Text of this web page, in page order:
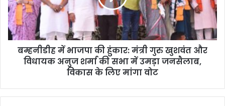
बम्हनीडीह में भाजपा की हुंकार: मंत्री गुरु खुशवंत और
विधायक अनुज शर्मा की सभा में उमड़ा जनसैलाब,
विकास के लिए मांगा वोट